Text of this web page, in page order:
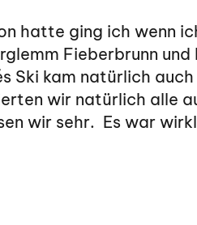
hatte ging ich wenn
Fieberbrunn und
Ski kam natürlich auch
wir natürlich alle
wir sehr. Es war